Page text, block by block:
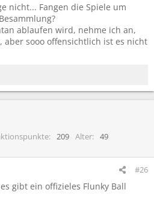
nicht... Fangen die Spiele um
ablaufen wird, nehme ich an,
aber sooo offensichtlich ist es nicht
209 Alter
49
#26
gibt ein offizieles Flunky Ball